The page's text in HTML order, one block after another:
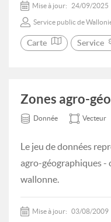
Mise à jour: 24/09/2025
Service public de
Carte Service
Zones agro-
Donnée Vecteur
Le jeu de données
agro-géographiques -
wallonne.
Mise à jour: 03/08/2009